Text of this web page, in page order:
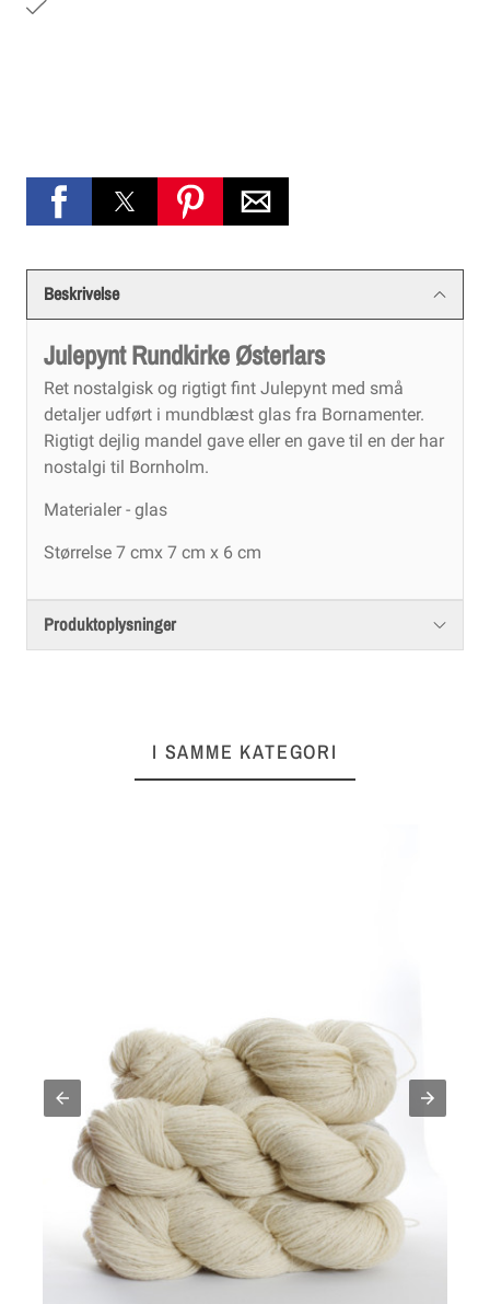
Beskrivelse
Julepynt Rundkirke Østerlars
Ret nostalgisk og rigtigt fint Julepynt med små
detaljer udført i mundblæst glas fra Bornamenter.
Rigtigt dejlig mandel gave eller en gave til en der har
nostalgi til Bornholm.
Materialer - glas
Størrelse 7 cmx 7 cm x 6 cm
Produktoplysninger
I SAMME KATEGORI